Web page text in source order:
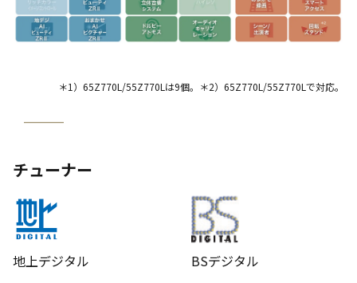
＊1）65Z770L/55Z770Lは9個。＊2）65Z770L/55Z770Lで対応。
チューナー
地上デジタル BSデジタル